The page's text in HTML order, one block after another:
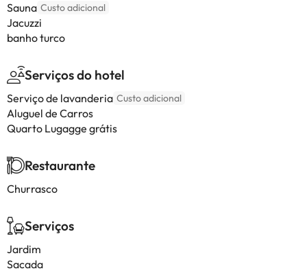
Sauna Custo adicional
Jacuzzi
banho turco
Serviços do hotel
Serviço de lavanderia Custo adicional
Aluguel de Carros
Quarto Lugagge grátis
Restaurante
Churrasco
Serviços
Jardim
Sacada